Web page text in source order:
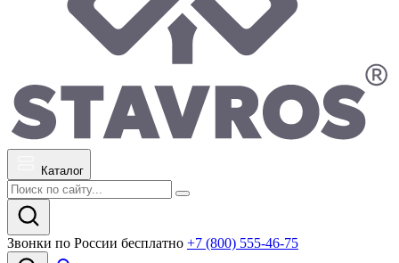
Каталог
Звонки по России бесплатно +7 (800) 555-46-75